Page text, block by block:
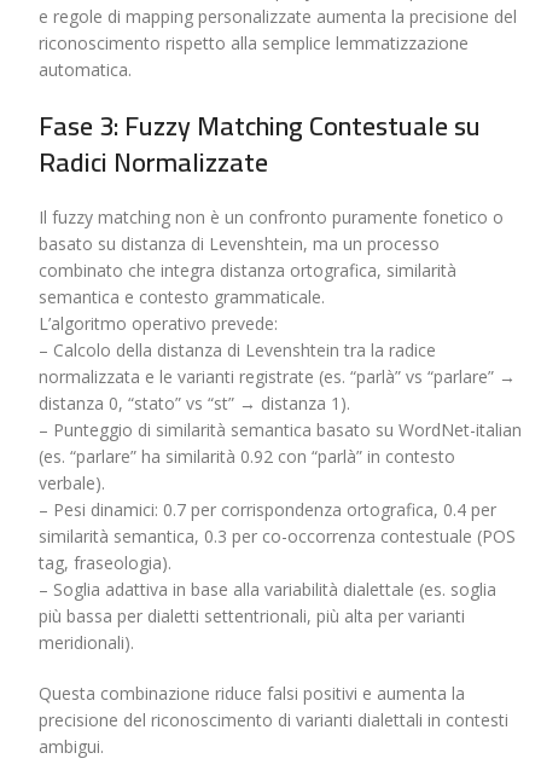
e regole di mapping personalizzate aumenta la precisione del
riconoscimento rispetto alla semplice lemmatizzazione
automatica.
Fase 3: Fuzzy Matching Contestuale su
Radici Normalizzate
Il fuzzy matching non è un confronto puramente fonetico o
basato su distanza di Levenshtein, ma un processo
combinato che integra distanza ortografica, similarità
semantica e contesto grammaticale.
L’algoritmo operativo prevede:
– Calcolo della distanza di Levenshtein tra la radice
normalizzata e le varianti registrate (es. “parlà” vs “parlare” →
distanza 0, “stato” vs “st” → distanza 1).
– Punteggio di similarità semantica basato su WordNet-italian
(es. “parlare” ha similarità 0.92 con “parlà” in contesto
verbale).
– Pesi dinamici: 0.7 per corrispondenza ortografica, 0.4 per
similarità semantica, 0.3 per co-occorrenza contestuale (POS
tag, fraseologia).
– Soglia adattiva in base alla variabilità dialettale (es. soglia
più bassa per dialetti settentrionali, più alta per varianti
meridionali).
Questa combinazione riduce falsi positivi e aumenta la
precisione del riconoscimento di varianti dialettali in contesti
ambigui.